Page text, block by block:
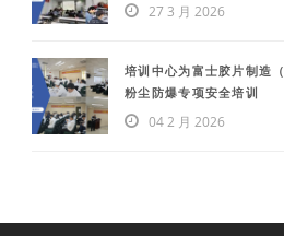
27 3 月 2026
培训中心为富士胶片制造
粉尘防爆专项安全培训
04 2 月 2026